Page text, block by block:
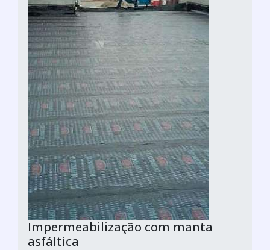
Impermeabilização com manta
asfáltica